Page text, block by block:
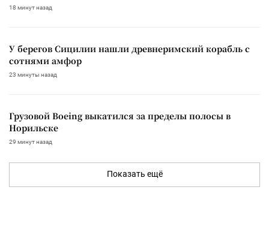
18 минут назад
У берегов Сицилии нашли древнеримский корабль с
сотнями амфор
23 минуты назад
Грузовой Boeing выкатился за пределы полосы в
Норильске
29 минут назад
Показать ещё